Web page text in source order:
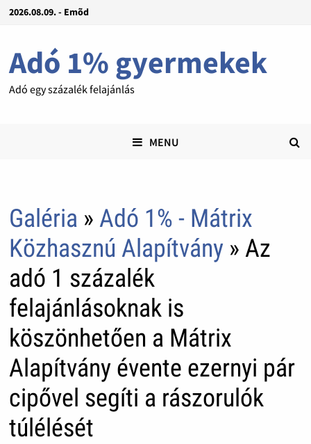
2026.08.09. - Emõd
Adó 1% gyermekek
Adó egy százalék felajánlás
MENU
Galéria » Adó 1% - Mátrix
Közhasznú Alapítvány» Az
adó 1 százalék
felajánlásoknak is
köszönhetően a Mátrix
Alapítvány évente ezernyi pár
cipővel segíti a rászorulók
túlélését